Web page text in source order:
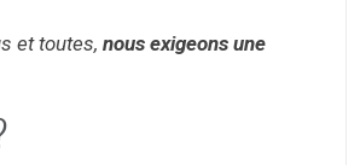
et toutes, nous exigeons une